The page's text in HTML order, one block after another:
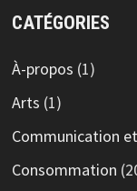
CATÉGORIES
À-propos (1)
Arts (1)
Communication
Consommation